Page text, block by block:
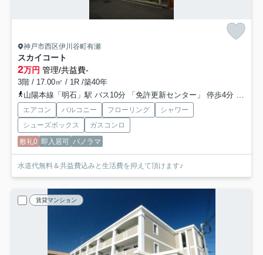
神戸市西区伊川谷町有瀬
スカイコート
2万円 管理/共益費-
3階 / 17.00㎡ / 1R /築40年
山陽本線「明石」駅 バス10分 「免許更新センター」 停歩4分
エアコン バルコニー フローリング
シャワー
シューズボックス
ガスコンロ
敷礼0 即入居可 パノラマ
水道代無料＆共益費込みと生活費を抑えて頂けます♪
賃貸マンション